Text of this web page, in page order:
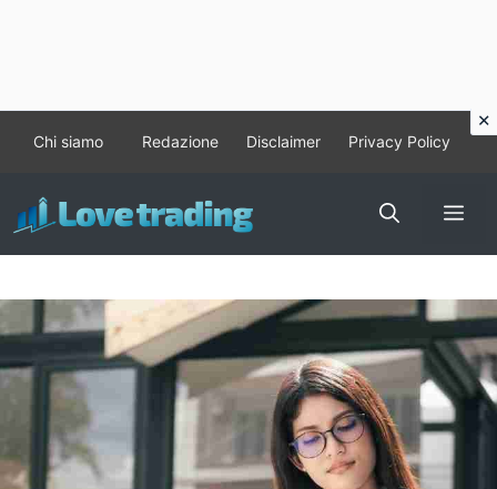
contenuto
Chi siamo Redazione Disclaimer Privacy Policy